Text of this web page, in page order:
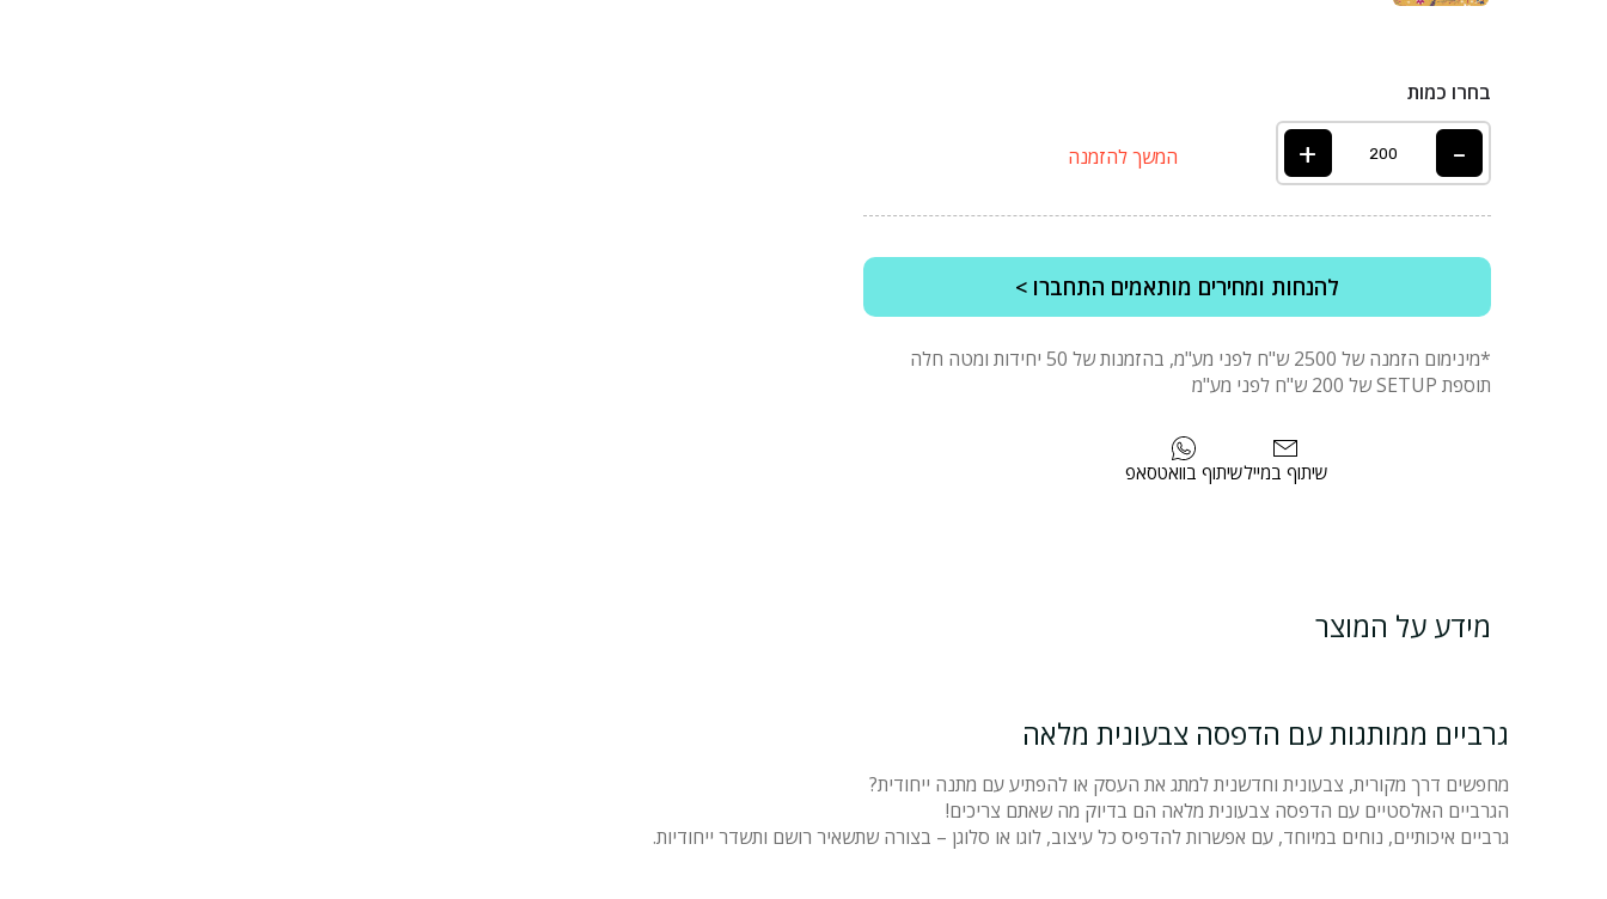
בחרו כמות
-
+ המשך להזמנה
להנחות ומחירים מותאמים התחברו >
*מינימום הזמנה של 2500 ש"ח לפני מע"מ, בהזמנות של 50 יחידות ומטה חלה
תוספת SETUP של 200 ש"ח לפני מע"מ
שיתוף בוואטסאפשיתוף במייל
מידע על המוצר
גרביים ממותגות עם הדפסה צבעונית מלאה
מחפשים דרך מקורית, צבעונית וחדשנית למתג את העסק או להפתיע עם מתנה ייחודית?
הגרביים האלסטיים עם הדפסה צבעונית מלאה הם בדיוק מה שאתם צריכים!
גרביים איכותיים, נוחים במיוחד, עם אפשרות להדפיס כל עיצוב, לוגו או סלוגן – בצורה שתשאיר רושם ותשדר ייחודיות.